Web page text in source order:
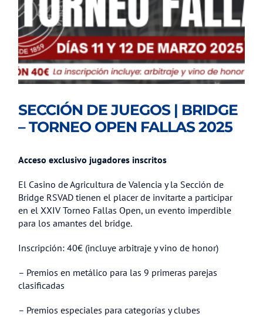
SECCIÓN DE JUEGOS | BRIDGE
– TORNEO OPEN FALLAS 2025
Acceso exclusivo jugadores inscritos
El Casino de Agricultura de Valencia y la Sección de
Bridge RSVAD tienen el placer de invitarte a participar
en el XXIV Torneo Fallas Open, un evento imperdible
para los amantes del bridge.
Inscripción: 40€ (incluye arbitraje y vino de honor)
– Premios en metálico para las 9 primeras parejas
clasificadas
– Premios especiales para categorías y clubes